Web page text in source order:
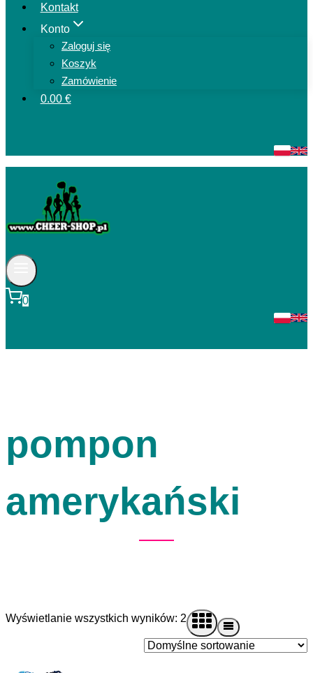
Kontakt
Konto
Zaloguj się
Koszyk
Zamówienie
0.00 €
0
pompon
amerykański
Wyświetlanie wszystkich wyników: 2